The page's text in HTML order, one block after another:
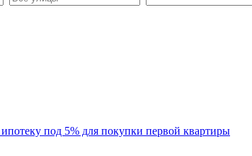
под 5% для покупки первой квартиры